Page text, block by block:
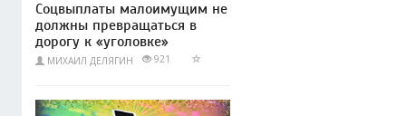
Соцвыплаты малоимущим не
должны превращаться в
дорогу к «уголовке»
МИХАИЛ ДЕЛЯГИН 921